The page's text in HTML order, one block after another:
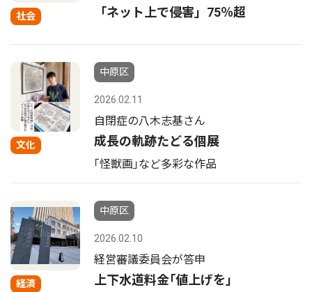
社会 「ネット上で侵害」75％超
文化
中原区
2026.02.11
自閉症の八木志基さん
成長の軌跡たどる個展
｢怪獣画｣など多彩な作品
経済
中原区
2026.02.10
経営審議委員会が答申
上下水道料金｢値上げを｣